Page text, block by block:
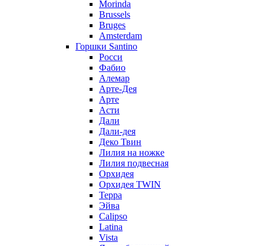
Morinda
Brussels
Bruges
Amsterdam
Горшки Santino
Росси
Фабио
Алемар
Арте-Дея
Арте
Асти
Дали
Дали-дея
Деко Твин
Лилия на ножке
Лилия подвесная
Орхидея
Орхидея TWIN
Терра
Эйва
Calipso
Latina
Vista